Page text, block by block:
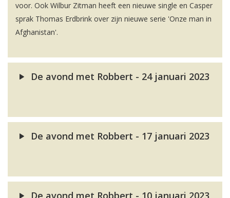
voor. Ook Wilbur Zitman heeft een nieuwe single en Casper
sprak Thomas Erdbrink over zijn nieuwe serie 'Onze man in
Afghanistan'.
De avond met Robbert - 24 januari 2023
De avond met Robbert - 17 januari 2023